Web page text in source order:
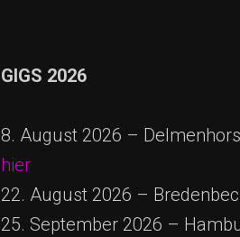
GIGS 2026
8. August 2026 –
hier
22. August 2026 –
25. September 2026 –